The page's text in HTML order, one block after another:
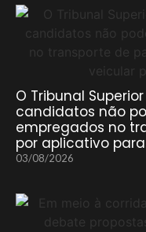
O Tribunal
candidatos não
empregados no
por aplicativo
03/08/2026